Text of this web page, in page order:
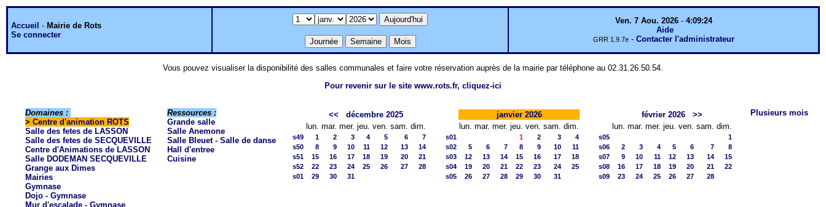
Accueil - Mairie de Rots
Se connecter
Ven. 7 Aou. 2026- 4:09:24
Aide
GRR 1.9.7e- Contacter l'administrateur
Vous pouvez visualiser la disponibilité des salles communales et faire votre réservation auprès de la mairie par téléphone au 02.31.26.50.54.
Pour revenir sur le site www.rots.fr, cliquez-ici
Domaines :
> Centre d'animation ROTS
Salle des fetes de LASSON
Salle des fetes de SECQUEVILLE
Centre d'Animations de LASSON
Salle DODEMAN SECQUEVILLE
Grange aux Dimes
Mairies
Gymnase
Dojo - Gymnase
Mur d'escalade - Gymnase
Ressources :
Grande salle
Salle Anemone
Salle Bleuet - Salle de danse
Hall d'entree
Cuisine
<<
décembre 2025
lun. mar. mer. jeu. ven. sam. dim.
s49 1 2 3 4 5 6
7
s50
8 9 10 11 12 13
14
s51
15 16 17 18 19 20
21
s52
22 23 24 25 26 27
28
s01
29 30 31
janvier 2026
lun. mar. mer. jeu. ven. sam. dim.
s01 1 2 3
4
s02
5 6 7 8 9 10
11
s03
12 13 14 15 16 17
18
s04
19 20 21 22 23 24
25
s05
26 27 28 29 30 31
février 2026
>>
lun. mar. mer. jeu. ven. sam. dim.
s05
1
s06
2 3 4 5 6 7
8
s07
9 10 11 12 13 14
15
s08
16 17 18 19 20 21
22
s09
23 24 25 26 27 28
Plusieurs mois